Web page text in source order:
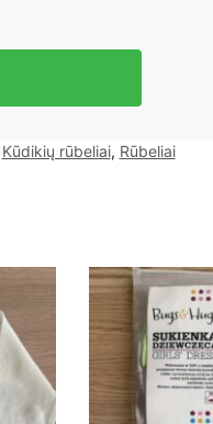
Kūdikių rūbeliai, Rūbeliai